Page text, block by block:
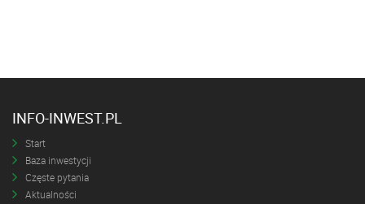
INFO-INWEST.PL
Start
Baza inwestycji
Częste pytania
Aktualności